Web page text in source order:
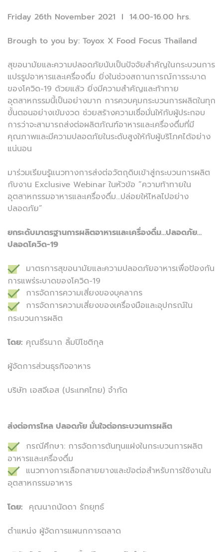
Friday 26th November 2021 I 14.00-16.00 hrs.
Brough to you by: Toyox X Food Focus Thailand
สุขอนามัยและความปลอดภัยนับเป็นปัจจัยสำคัญในกระบวนการ
แปรรูปอาหารและเครื่องดื่ม ยิ่งในช่วงสถานการณ์การระบาด
ของโควิด-19 ด้วยแล้ว ยิ่งมีความสำคัญและท้าทาย
อุตสาหกรรมนี้เป็นอย่างมาก การควบคุมกระบวนการผลิตในทุก
ขั้นตอนอย่างเข้มงวด ช่วยสร้างความเชื่อมั่นให้กับผู้ประกอบ
การว่าจะสามารถส่งต่อผลิตภัณฑ์อาหารและเครื่องดื่มที่มี
คุณภาพและมีความปลอดภัยในระดับสูงให้กับผู้บริโภคได้อย่าง
แน่นอน
มาร่วมเรียนรู้แนวทางการส่งต่อวัตถุดิบเข้าสู่กระบวนการผลิต
กับงาน Exclusive Webinar ในหัวข้อ “ความท้าทายใน
อุตสาหกรรมอาหารและเครื่องดื่ม…ปล่อยให้ไหลไปอย่าง
ปลอดภัย”
ยกระดับมาตรฐานการผลิตอาหารและเครื่องดื่ม…ปลอดภัย…
ปลอดโควิด-19
มาตรการสุขอนามัยและความปลอดภัยอาหารเพื่อป้องกัน
การแพร่ระบาดของโควิด-19
การจัดการความเสี่ยงของบุคลากร
การจัดการความเสี่ยงของเครื่องมือและอุปกรณ์ใน
กระบวนการผลิต
โดย: คุณธีรนาถ ลิ้มปิโชติกุล
ผู้จัดการส่วนธุรกิจอาหาร
บริษัท เอสจีเอส (ประเทศไทย) จำกัด
ส่งต่อการไหล ปลอดภัย มั่นใจต่อกระบวนการผลิต
กรณีศึกษา: การจัดการต้นทุนแฝงในกระบวนการผลิต
อาหารและเครื่องดื่ม
แนวทางการเลือกสายยางและข้อต่อสำหรับการใช้งานใน
อุตสาหกรรมอาหาร
โดย: คุณนาถนัดดา รักยุทธ์
ตำแหน่ง ผู้จัดการแผนกการตลาด